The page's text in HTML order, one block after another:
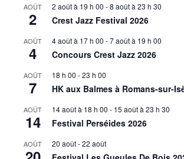
AOÛT
2
2 août à 19 h 00 -8 août à 23 h 30
Crest Jazz Festival 2026
AOÛT
4
4 août à 17 h 00 -7 août à 19 h 00
Concours Crest Jazz 2026
AOÛT
7
18 h 00 -23 h 00
HK aux Balmes à Romans-sur-
AOÛT
14
14 août à 18 h 00 - 15 août à 23 h 30
Festival Perséides 2026
AOÛT 20 août-22 août